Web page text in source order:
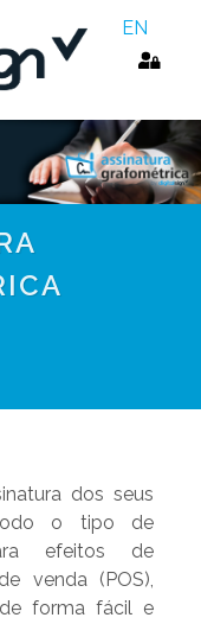
EN
dos seus
o tipo de
efeitos de
venda (POS),
forma fácil e